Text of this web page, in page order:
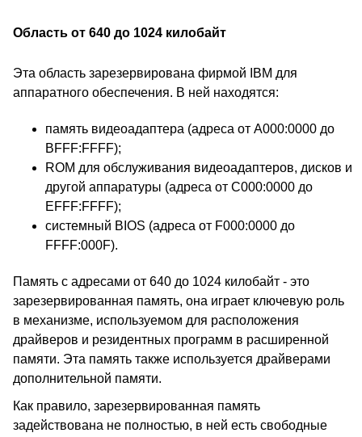
Область от 640 до 1024 килобайт
Эта область зарезервирована фирмой IBM для
аппаратного обеспечения. В ней находятся:
память видеоадаптера (адреса от A000:0000 до
BFFF:FFFF);
ROM для обслуживания видеоадаптеров, дисков и
другой аппаратуры (адреса от C000:0000 до
EFFF:FFFF);
системный BIOS (адреса от F000:0000 до
FFFF:000F).
Память с адресами от 640 до 1024 килобайт - это
зарезервированная память, она играет ключевую роль
в механизме, используемом для расположения
драйверов и резидентных программ в расширенной
памяти. Эта память также используется драйверами
дополнительной памяти.
Как правило, зарезервированная память
задействована не полностью, в ней есть свободные